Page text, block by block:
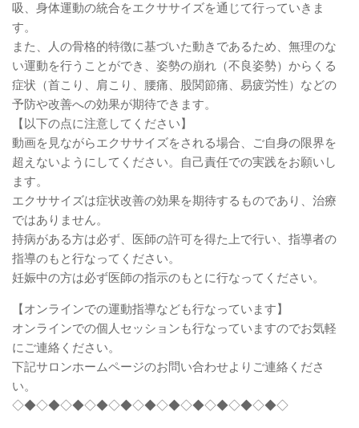
吸、身体運動の統合をエクササイズを通じて行っていきま
す。
また、人の骨格的特徴に基づいた動きであるため、無理のな
い運動を行うことができ、姿勢の崩れ（不良姿勢）からくる
症状（首こり、肩こり、腰痛、股関節痛、易疲労性）などの
予防や改善への効果が期待できます。
【以下の点に注意してください】
動画を見ながらエクササイズをされる場合、ご自身の限界を
超えないようにしてください。自己責任での実践をお願いし
ます。
エクササイズは症状改善の効果を期待するものであり、治療
ではありません。
持病がある方は必ず、医師の許可を得た上で行い、指導者の
指導のもと行なってください。
妊娠中の方は必ず医師の指示のもとに行なってください。
【オンラインでの運動指導なども行なっています】
オンラインでの個人セッションも行なっていますのでお気軽
にご連絡ください。
下記サロンホームページのお問い合わせよりご連絡くださ
い。
◇◆◇◆◇◆◇◆◇◆◇◆◇◆◇◆◇◆◇◆◇◆◇